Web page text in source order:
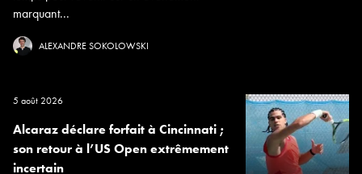
marquant...
ALEXANDRE SOKOLOWSKI
5 août 2026
Alcaraz déclare forfait à Cincinnati ;
son retour à l’US Open extrêmement
incertain